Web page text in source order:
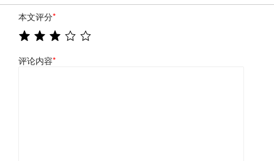
本文评分*
评论内容*